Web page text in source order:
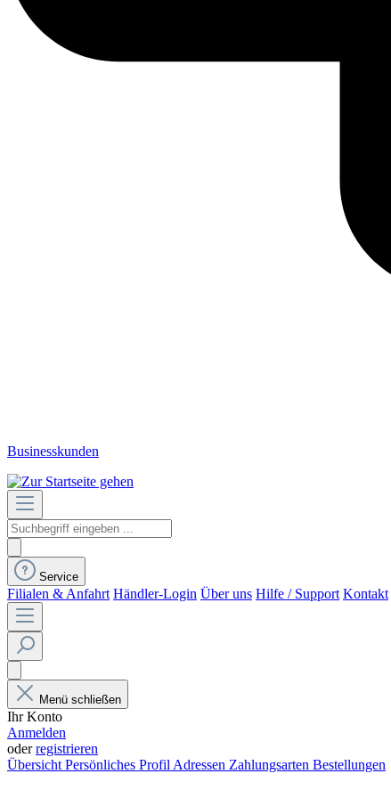
Businesskunden
Service
Filialen & Anfahrt Händler-Login Über uns Hilfe / Support Kontakt
Menü schließen
Ihr Konto
Anmelden
oderregistrieren
ÜbersichtPersönliches ProfilAdressen Zahlungsarten Bestellungen